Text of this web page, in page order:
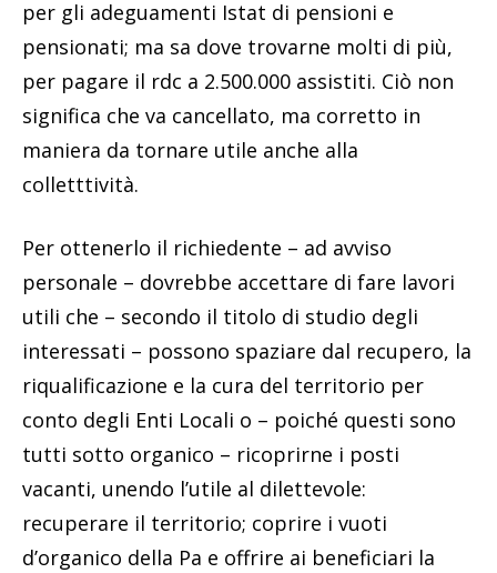
per gli adeguamenti Istat di pensioni e
pensionati; ma sa dove trovarne molti di più,
per pagare il rdc a 2.500.000 assistiti. Ciò non
significa che va cancellato, ma corretto in
maniera da tornare utile anche alla
colletttività.
Per ottenerlo il richiedente – ad avviso
personale – dovrebbe accettare di fare lavori
utili che – secondo il titolo di studio degli
interessati – possono spaziare dal recupero, la
riqualificazione e la cura del territorio per
conto degli Enti Locali o – poiché questi sono
tutti sotto organico – ricoprirne i posti
vacanti, unendo l’utile al dilettevole:
recuperare il territorio; coprire i vuoti
d’organico della Pa e offrire ai beneficiari la